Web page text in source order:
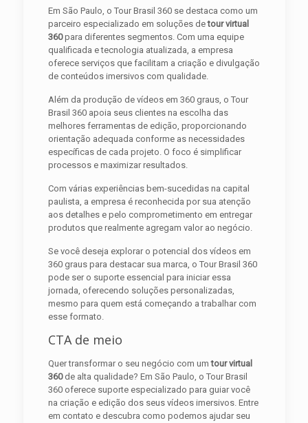
Em São Paulo, o Tour Brasil 360 se destaca como um
parceiro especializado em soluções detour virtual
360para diferentes segmentos. Com uma equipe
qualificada e tecnologia atualizada, a empresa
oferece serviços que facilitam a criação e divulgação
de conteúdos imersivos com qualidade.
Além da produção de vídeos em 360 graus, o Tour
Brasil 360 apoia seus clientes na escolha das
melhores ferramentas de edição, proporcionando
orientação adequada conforme as necessidades
específicas de cada projeto. O foco é simplificar
processos e maximizar resultados.
Com várias experiências bem-sucedidas na capital
paulista, a empresa é reconhecida por sua atenção
aos detalhes e pelo comprometimento em entregar
produtos que realmente agregam valor ao negócio.
Se você deseja explorar o potencial dos vídeos em
360 graus para destacar sua marca, o Tour Brasil 360
pode ser o suporte essencial para iniciar essa
jornada, oferecendo soluções personalizadas,
mesmo para quem está começando a trabalhar com
esse formato.
CTA de meio
Quer transformar o seu negócio com umtour virtual
360de alta qualidade? Em São Paulo, o Tour Brasil
360 oferece suporte especializado para guiar você
na criação e edição dos seus vídeos imersivos. Entre
em contato e descubra como podemos ajudar seu